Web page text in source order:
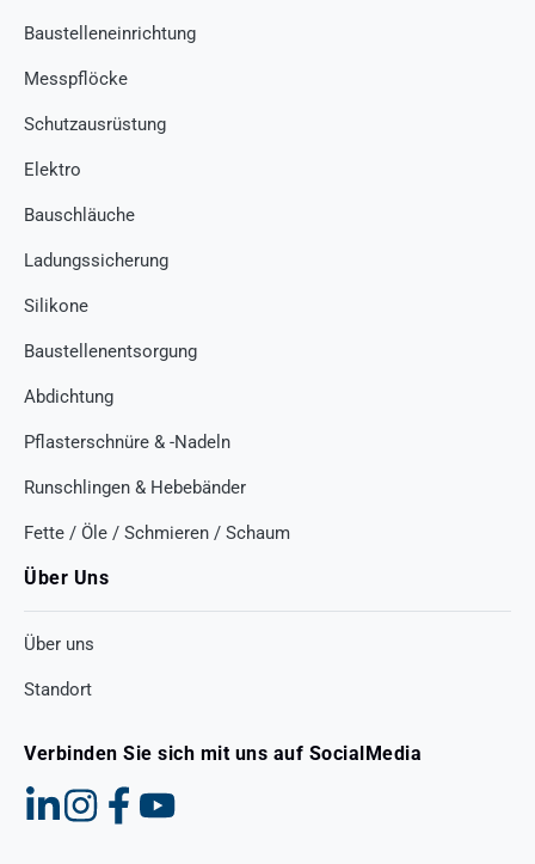
Baustelleneinrichtung
Messpflöcke
Schutzausrüstung
Elektro
Bauschläuche
Ladungssicherung
Silikone
Baustellenentsorgung
Abdichtung
Pflasterschnüre & -Nadeln
Runschlingen & Hebebänder
Fette / Öle / Schmieren / Schaum
Über Uns
Über uns
Standort
Verbinden Sie sich mit uns auf SocialMedia